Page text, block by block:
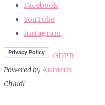
Facebook
YouTube
Instagram
GDPR
Powered byAraneus
Chiudi